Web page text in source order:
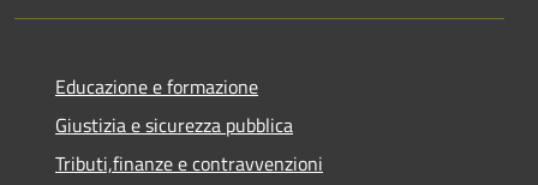
Educazione e formazione
Giustizia e sicurezza pubblica
Tributi,finanze e contravvenzioni